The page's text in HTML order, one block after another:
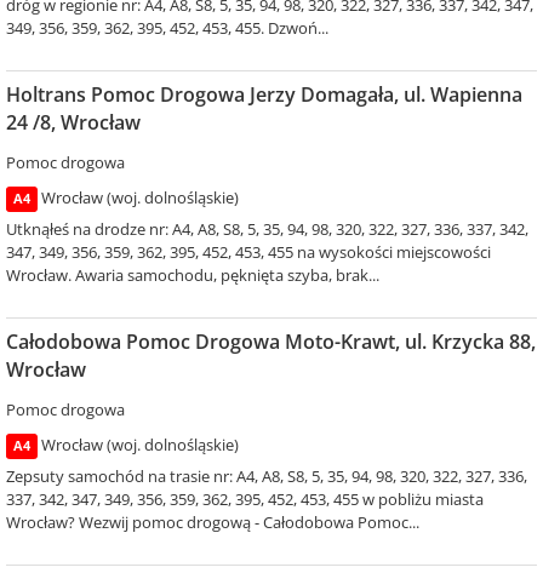
dróg w regionie nr: A4, A8, S8, 5, 35, 94, 98, 320, 322, 327, 336, 337, 342, 347,
349, 356, 359, 362, 395, 452, 453, 455. Dzwoń...
Holtrans Pomoc Drogowa Jerzy Domagała, ul. Wapienna
24 /8, Wrocław
Pomoc drogowa
A4
Wrocław (woj. dolnośląskie)
Utknąłeś na drodze nr: A4, A8, S8, 5, 35, 94, 98, 320, 322, 327, 336, 337, 342,
347, 349, 356, 359, 362, 395, 452, 453, 455 na wysokości miejscowości
Wrocław. Awaria samochodu, pęknięta szyba, brak...
Całodobowa Pomoc Drogowa Moto-Krawt, ul. Krzycka 88,
Wrocław
Pomoc drogowa
A4
Wrocław (woj. dolnośląskie)
Zepsuty samochód na trasie nr: A4, A8, S8, 5, 35, 94, 98, 320, 322, 327, 336,
337, 342, 347, 349, 356, 359, 362, 395, 452, 453, 455 w pobliżu miasta
Wrocław? Wezwij pomoc drogową - Całodobowa Pomoc...